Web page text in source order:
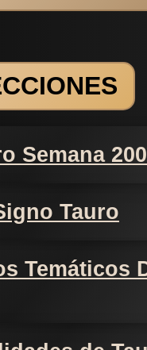
Semana
Tauro
Temáticos